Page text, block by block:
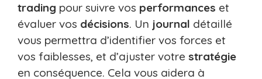
trading pour suivre vos performances et
évaluer vos décisions. Un journal détaillé
vous permettra d’identifier vos forces et
vos faiblesses, et d’ajuster votre stratégie
en conséquence. Cela vous aidera à